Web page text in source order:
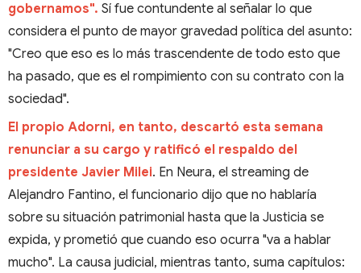
gobernamos". Sí fue contundente al señalar lo que
considera el punto de mayor gravedad política del asunto:
"Creo que eso es lo más trascendente de todo esto que
ha pasado, que es el rompimiento con su contrato con la
sociedad".
El propio Adorni, en tanto, descartó esta semana
renunciar a su cargo y ratificó el respaldo del
presidente Javier Milei. En Neura, el streaming de
Alejandro Fantino, el funcionario dijo que no hablaría
sobre su situación patrimonial hasta que la Justicia se
expida, y prometió que cuando eso ocurra "va a hablar
mucho". La causa judicial, mientras tanto, suma capítulos: